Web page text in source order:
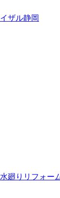
ザル静岡
廻りリフォー